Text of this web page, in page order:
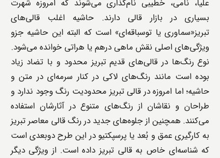
علیا، نامی، خطیبی نام‌گذاری می‌شوند که امروزه شهرت
بسیاری در بازار قالی دارند. حاشیه اغلب قالی‌های
تبریز«سماوری یا توسباقه‌ای» است که البته این حاشیه جزو
ویژگی‌های اصلی نقش ماهی درهم یا هراتی خوانده می‌شود.
نوع رنگ‌ها در قالی‌های قدیم تبریز محدود و با تضاد زیاد
بوده است مانند رنگ‌های لاکی در کنار سرمه‌ای در متن و
حاشیه؛ اما امروزه در قالی تبریز محدودیت رنگ وجود ندارد و
طراحان و نقاشان از رنگ‌های متنوع در آثارشان استفاده
می‌کنند. همچنین از جلوه‌های جدید در رنگ قالی معاصر تبریز
به کارگیری عمق و بُعد یا پرسپکتیو در این طرح دوبعدی است
که شناسه‌ای خاص به قالی تبریز داده است. از ویژگی دیگر